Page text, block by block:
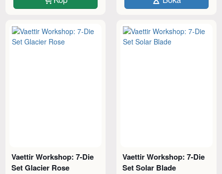
Vaettir Workshop: 7-Die
Set Glacier Rose
Vaettir Workshop: 7-Die
Set Solar Blade